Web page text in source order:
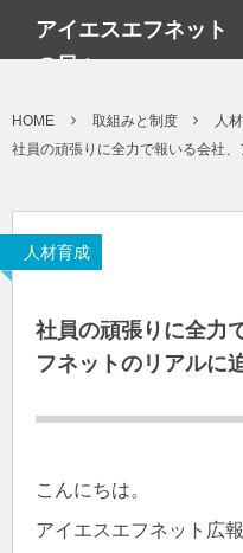
アイエスエフネット
の日々
HOME 取組みと制度
人
社員の頑張りに全力で報いる会社
人材育成
社員の頑張りに全力
フネットのリアルに
こんにちは。
アイエスエフネット広報